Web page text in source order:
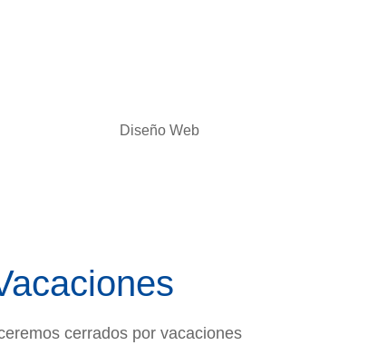
Diseño Web
cerrados por vacaciones